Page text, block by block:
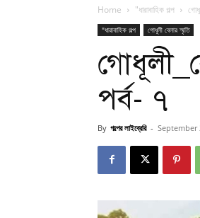
Home "ধারাবাহিক গল্প
"ধারাবাহিক গল্প গোধূলী বেলার স্মৃতি
পর্ব- ৭
By গল্পের লাইব্রেরি - September